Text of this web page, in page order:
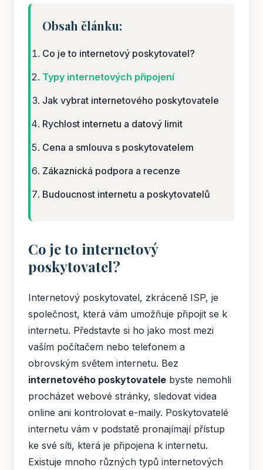
Obsah článku:
Co je to internetový poskytovatel?
Typy internetových připojení
Jak vybrat internetového poskytovatele
Rychlost internetu a datový limit
Cena a smlouva s poskytovatelem
Zákaznická podpora a recenze
Budoucnost internetu a poskytovatelů
Co je to internetový
poskytovatel?
Internetový poskytovatel, zkráceně ISP, je
společnost, která vám umožňuje připojit se k
internetu. Představte si ho jako most mezi
vaším počítačem nebo telefonem a
obrovským světem internetu. Bez
internetového poskytovatele byste nemohli
procházet webové stránky, sledovat videa
online ani kontrolovat e-maily. Poskytovatelé
internetu vám v podstatě pronajímají přístup
ke své síti, která je připojena k internetu.
Existuje mnoho různých typů internetových